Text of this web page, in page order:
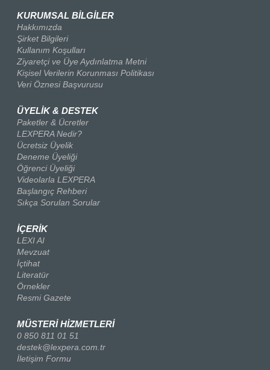
KURUMSAL BİLGİLER
Hakkımızda
Şirket Bilgileri
Kullanım Koşulları
Ziyaretçi ve Üye Aydınlatma Metni
Kişisel Verilerin Korunması Politikası
Veri Öznesi Başvurusu
ÜYELİK & DESTEK
Paketler & Ücretler
LEXPERA Nedir?
Ücretsiz Üyelik
Deneme Üyeliği
Öğrenci Üyeliği
Videolarla LEXPERA
Başlangıç Rehberi
Sıkça Sorulan Sorular
İÇERİK
LEXI AI
Mevzuat
İçtihat
Literatür
Örnekler
Resmi Gazete
MÜSTERİ HİZMETLERİ
0 850 811 01 51
destek@lexpera.com.tr
İletişim Formu